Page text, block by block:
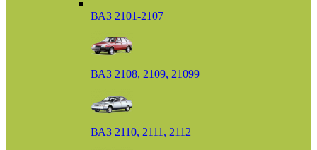
ВАЗ 2101-2107
ВАЗ 2108, 2109, 21099
ВАЗ 2110, 2111, 2112